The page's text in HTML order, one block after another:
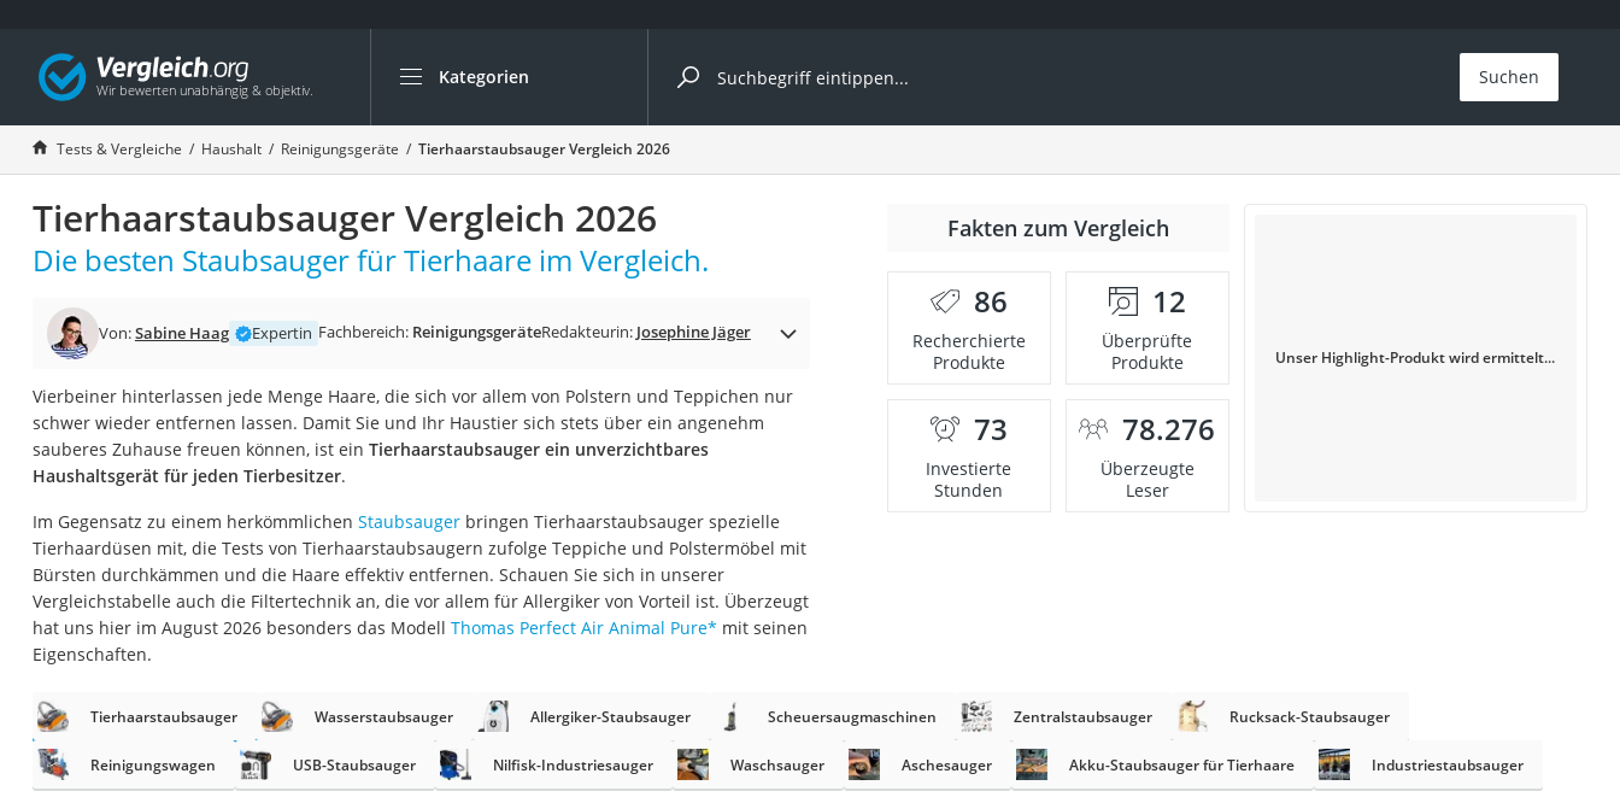
Kategorien
Die beliebtesten Vergleiche nach Kategorie
Haushalt
Wassersprudler
Zentralstaubsauger
Brotbackautomat
Wäschespinne
Spülmaschinentabs
Akku-Staubsauger
AEG-Waschmaschine
Saug-Wisch-Roboter
Handstaubsauger
Milchaufschäumer
Reiskocher
Heißwasserspender
Tierhaarstaubsauger
Suchen
Tests & Vergleiche Haushalt Reinigungsgeräte Tierhaarstaubsauger Vergleich 2026
Tierhaarstaubsauger Vergleich 2026
Die besten Staubsauger für Tierhaare im Vergleich.
Von:Sabine Haag Expertin Fachbereich: ReinigungsgeräteRedakteurin: Josephine Jäger
Vierbeiner hinterlassen jede Menge Haare, die sich vor allem von Polstern und Teppichen nur
schwer wieder entfernen lassen. Damit Sie und Ihr Haustier sich stets über ein angenehm
sauberes Zuhause freuen können, ist ein Tierhaarstaubsauger ein unverzichtbares
Haushaltsgerät für jeden Tierbesitzer.
Im Gegensatz zu einem herkömmlichen Staubsaugerbringen Tierhaarstaubsauger spezielle
Tierhaardüsen mit, die Tests von Tierhaarstaubsaugern zufolge Teppiche und Polstermöbel mit
Bürsten durchkämmen und die Haare effektiv entfernen. Schauen Sie sich in unserer
Vergleichstabelle auch die Filtertechnik an, die vor allem für Allergiker von Vorteil ist. Überzeugt
hat uns hier im August 2026 besonders das Modell Thomas Perfect Air Animal Pure* mit seinen
Eigenschaften.
Fakten zum Vergleich
86
Recherchierte
Produkte
12
Überprüfte
Produkte
73
Investierte
Stunden
78.276
Überzeugte
Leser
Unser Highlight-Produkt wird ermittelt...
Tierhaarstaubsauger Wasserstaubsauger Allergiker-Staubsauger Scheuersaugmaschinen Zentralstaubsauger Rucksack-Staubsauger
Reinigungswagen USB-Staubsauger Nilfisk-Industriesauger Waschsauger Aschesauger Akku-Staubsauger für Tierhaare Industriestaubsauger